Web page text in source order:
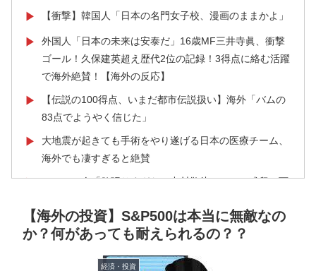
▶ 【衝撃】韓国人「日本の名門女子校、漫画のままかよ」
▶
外国人「日本の未来は安泰だ」16歳MF三井寺眞、衝撃
ゴール！久保建英超え歴代2位の記録！3得点に絡む活躍
で海外絶賛！【海外の反応】
▶
【伝説の100得点、いまだ都市伝説扱い】海外「バムの
83点でようやく信じた」
▶
大地震が起きても手術をやり遂げる日本の医療チーム、
海外でも凄すぎると絶賛
▶ フランス人「欲張りすぎだ」中村敬斗、ランス残留の可
音がこれ！【海外の反応】
▶
韓国人「トヨタが2027年に次世代ハイブリッドバッテ
リーを導入へ！最大1000kmの航続距離や超高速充電を
【海外の投資】S&P500は本当に無敵なの
か？何があっても耐えられるの？？
経済・投資